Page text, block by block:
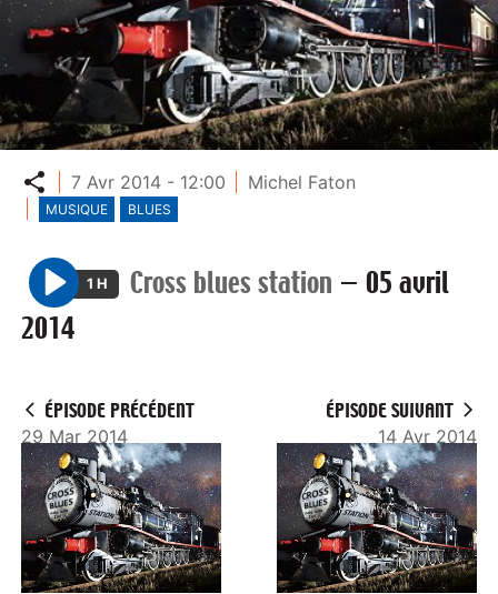
Partager
7 Avr 2014 - 12:00 Michel Faton
MUSIQUE BLUES
P
l
1 H Cross blues station — 05 avril
2014
ÉPISODE PRÉCÉDENT
29 Mar 2014
ÉPISODE SUIVANT
14 Avr 2014